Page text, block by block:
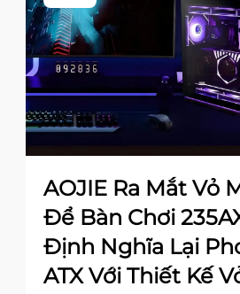
AOJIE Ra Mắt Vỏ
Để Bàn Chơi
Định Nghĩa Lại
ATX Với Thiết Kế